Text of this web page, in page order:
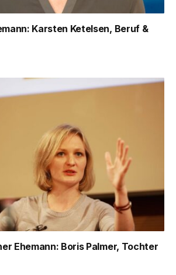
Karsten Ketelsen, Beruf &
Ehemann: Boris Palmer, Tochter